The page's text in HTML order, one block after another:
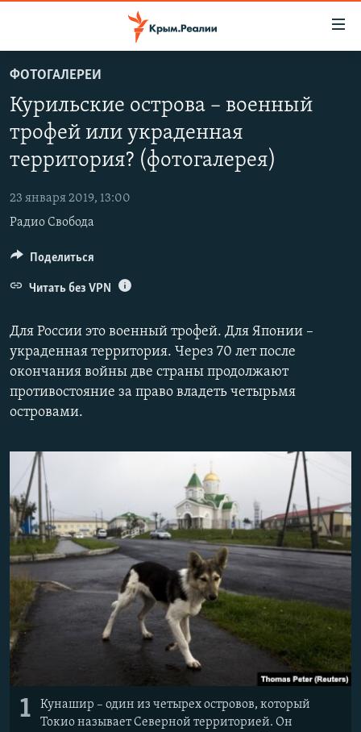
основному
содержанию
Вернутся
навигации
Вернутся
поиску
СПЕЦПРОЕКТЫ
ГРУЗ 200
КАРТА ВОЕННЫХ ОБЪЕКТОВ КРЫМА
11 ЛЕТ ОККУПАЦИИ КРЫМА. 11 ИСТОРИЙ СОПРОТИВЛЕНИЯ
ВОДА
ИСТОРИЯ
ЕЩЕ
ИНТЕРАКТИВ
ИНФОГРАФИКА
ТЕЛЕПРОЕКТ КРЫМ.РЕАЛИИ
ПРОПАВШИЕ БЕЗ ВЕСТИ
ПОБЕДИТЕЛЕЙ НЕ СУДЯТ?
УКРАИНСКАЯ ПРОБЛЕМА КРЫМА
РАДІО СВОБОДА
КАК ОБОЙТИ БЛОКИРОВКУ
Qırımtatar
ПРИСОЕДИНЯЙТЕСЬ!
Все сайты RFE/RL
ФОТОГАЛЕРЕИ
Курильские острова – военный
трофей или украденная
территория? (фотогалерея)
23 января 2019, 13:00
Радио Свобода
Для России это военный трофей. Для Японии –
украденная территория. Через 70 лет после
окончания войны две страны продолжают
противостояние за право владеть четырьмя
островами.
1
Кунашир – один из четырех островов, который
Токио называет Северной территорией. Он
Поделиться
Читать без VPN